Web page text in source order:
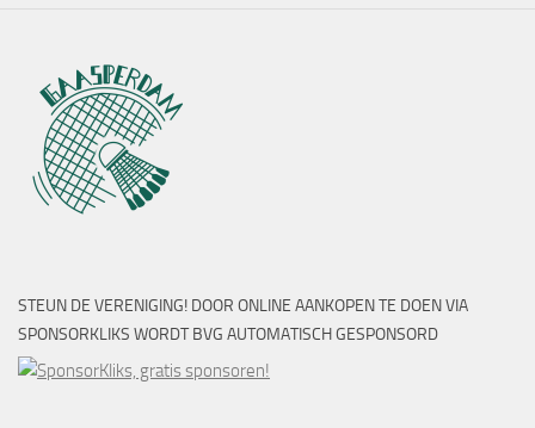
STEUN DE VERENIGING! DOOR ONLINE AANKOPEN TE DOEN VIA
SPONSORKLIKS WORDT BVG AUTOMATISCH GESPONSORD